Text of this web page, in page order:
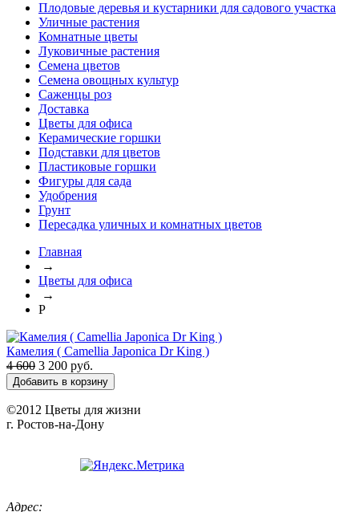
Плодовые деревья и кустарники для садового участка
Уличные растения
Комнатные цветы
Луковичные растения
Семена цветов
Семена овощных культур
Саженцы роз
Доставка
Цветы для офиса
Керамические горшки
Подставки для цветов
Пластиковые горшки
Фигуры для сада
Удобрения
Грунт
Пересадка уличных и комнатных цветов
Главная
→
Цветы для офиса
→
Р
Камелия ( Camellia Japonica Dr King )
4 600 3 200 руб.
Добавить в корзину
©2012 Цветы для жизни
г. Ростов-на-Дону
Адрес: